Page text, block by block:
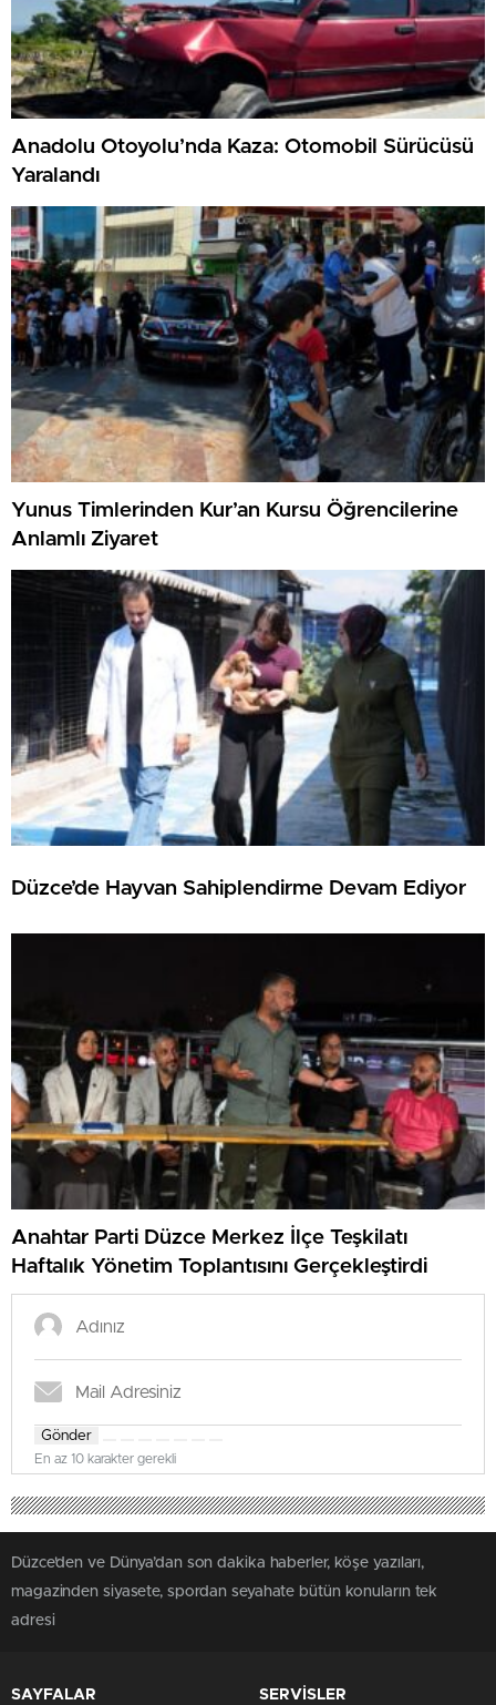
Anadolu Otoyolu’nda Kaza: Otomobil Sürücüsü
Yaralandı
Yunus Timlerinden Kur’an Kursu Öğrencilerine
Anlamlı Ziyaret
Düzce’de Hayvan Sahiplendirme Devam Ediyor
Anahtar Parti Düzce Merkez İlçe Teşkilatı
Haftalık Yönetim Toplantısını Gerçekleştirdi
Gönder
En az 10 karakter gerekli
Düzce'den ve Dünya’dan son dakika haberler, köşe yazıları,
magazinden siyasete, spordan seyahate bütün konuların tek
adresi
SAYFALAR SERVİSLER